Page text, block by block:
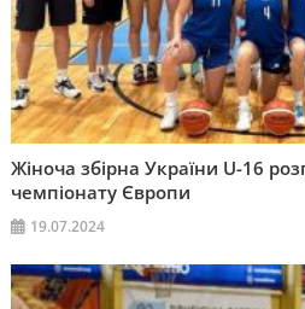
Жіноча збірна України U-16
чемпіонату Європи
19.07.2024